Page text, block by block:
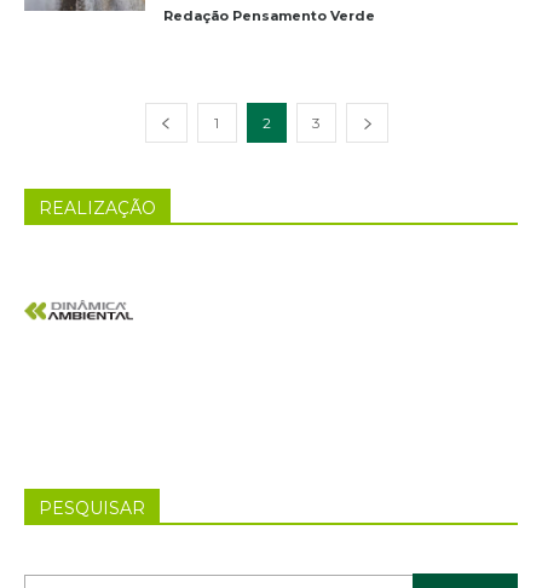
Redação Pensamento Verde
1 2 3
REALIZAÇÃO
PESQUISAR